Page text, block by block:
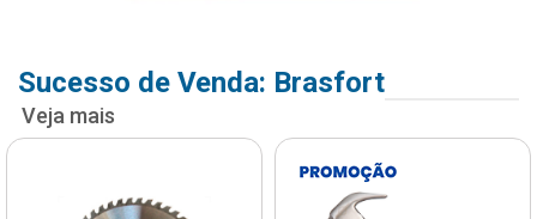
Sucesso de Venda: Brasfort
Veja mais